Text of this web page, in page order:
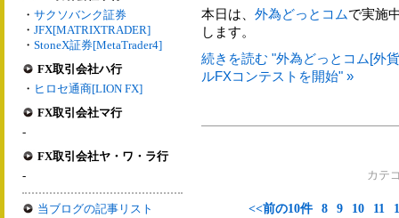
・ サクソバンク証券
・ JFX[MATRIXTRADER]
・ StoneX証券[MetaTrader4]
FX取引会社ハ行
・ ヒロセ通商[LION FX]
FX取引会社マ行
-
FX取引会社ヤ・ワ・ラ行
-
当ブログの記事リスト
本日は、 外為どっとコムで実施
します。
続きを読む "外為どっとコム[外
ルFXコンテストを開始" »
カテ
<<前の10件 8 9 10 11